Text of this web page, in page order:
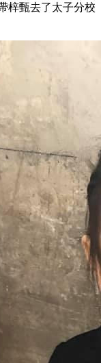
梓甄去了太子分校